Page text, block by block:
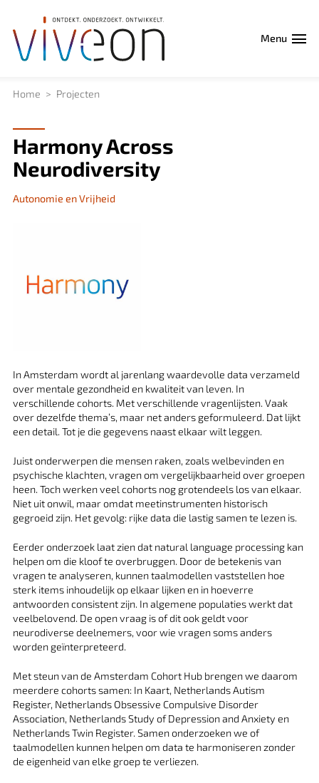
Menu
Home Projecten
Harmony Across
Neurodiversity
Autonomie en Vrijheid
In Amsterdam wordt al jarenlang waardevolle data verzameld
over mentale gezondheid en kwaliteit van leven. In
verschillende cohorts. Met verschillende vragenlijsten. Vaak
over dezelfde thema’s, maar net anders geformuleerd. Dat lijkt
een detail. Tot je die gegevens naast elkaar wilt leggen.
Juist onderwerpen die mensen raken, zoals welbevinden en
psychische klachten, vragen om vergelijkbaarheid over groepen
heen. Toch werken veel cohorts nog grotendeels los van elkaar.
Niet uit onwil, maar omdat meetinstrumenten historisch
gegroeid zijn. Het gevolg: rijke data die lastig samen te lezen is.
Eerder onderzoek laat zien dat natural language processing kan
helpen om die kloof te overbruggen. Door de betekenis van
vragen te analyseren, kunnen taalmodellen vaststellen hoe
sterk items inhoudelijk op elkaar lijken en in hoeverre
antwoorden consistent zijn. In algemene populaties werkt dat
veelbelovend. De open vraag is of dit ook geldt voor
neurodiverse deelnemers, voor wie vragen soms anders
worden geïnterpreteerd.
Met steun van de Amsterdam Cohort Hub brengen we daarom
meerdere cohorts samen: In Kaart, Netherlands Autism
Register, Netherlands Obsessive Compulsive Disorder
Association, Netherlands Study of Depression and Anxiety en
Netherlands Twin Register. Samen onderzoeken we of
taalmodellen kunnen helpen om data te harmoniseren zonder
de eigenheid van elke groep te verliezen.